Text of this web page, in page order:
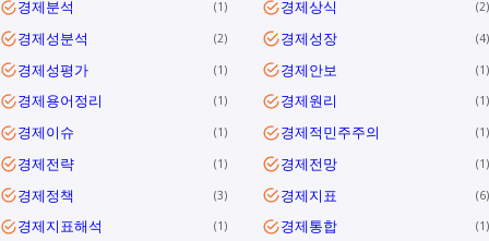
경제분석 1 경제상식 2
경제성분석 2 경제성장 4
경제성평가 1 경제안보 1
경제용어정리 1 경제원리 1
경제이슈 1 경제적민주주의 1
경제전략 1 경제전망 1
경제정책 3 경제지표 6
경제지표해석 1 경제통합 1